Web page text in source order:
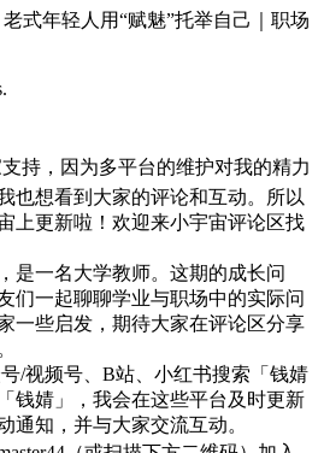
式年轻人用“赋魅”托举自己｜职场
支持，因为多平台的维护对我的精力
也想看到大家的评论和互动。所以
上更新啦！欢迎来小宇宙评论区找
是一名大学教师。这期的成长问
们一起聊聊学业与职场中的实际问
一些启发，期待大家在评论区分享
/视频号、B站、小红书搜索「钱婧
钱婧」，我会在这些平台及时更新
通知，并与大家交流互动。